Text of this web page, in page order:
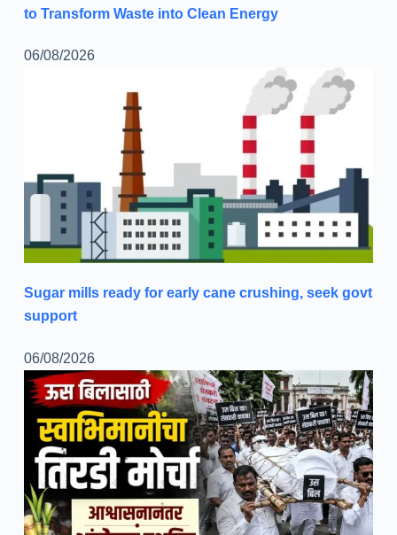
to Transform Waste into Clean Energy
06/08/2026
Sugar mills ready for early cane crushing, seek govt
support
06/08/2026